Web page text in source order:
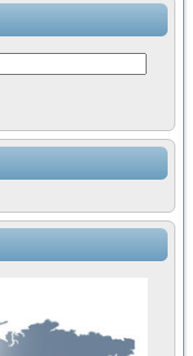
для исследования
для исследования
операционных
на основе цифровой
математического
измерителя ВАХ
генератора сигналов -
модуля с высоким
радиолокационного
уравнений состояния для
стенда для измерения
построения картины
показателей